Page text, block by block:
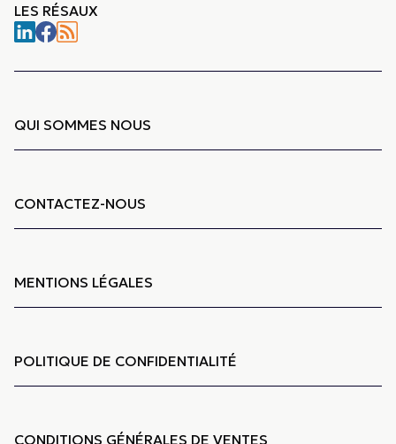
LES RÉSAUX
QUI SOMMES NOUS
CONTACTEZ-NOUS
MENTIONS LÉGALES
POLITIQUE DE CONFIDENTIALITÉ
CONDITIONS GÉNÉRALES DE VENTES